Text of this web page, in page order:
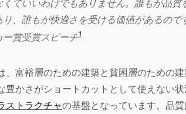
くていいわけでもありません。誰もが品
り、誰もが快適さを受ける価値があるので
ー賞受賞スピーチ1
、富裕層のための建築と貧困層のための
豊かさがショートカットとして使えない
ストラクチャの基盤となっています。品